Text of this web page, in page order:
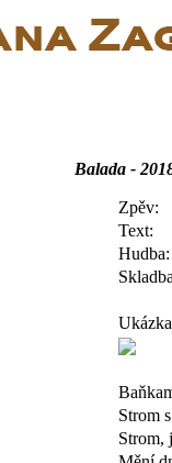
Balada -
Zpěv:
Text:
Hudba:
Strom
Strom,